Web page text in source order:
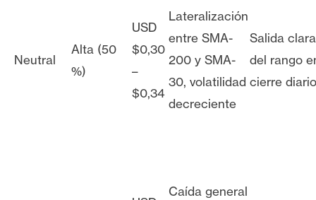
Neutral
Alta (50
%)
USD
$0,30
–
$0,34
Lateralización
entre SMA-
200 y SMA-
30, volatilidad
decreciente
Salida clara
del rango
cierre diario
Caída general